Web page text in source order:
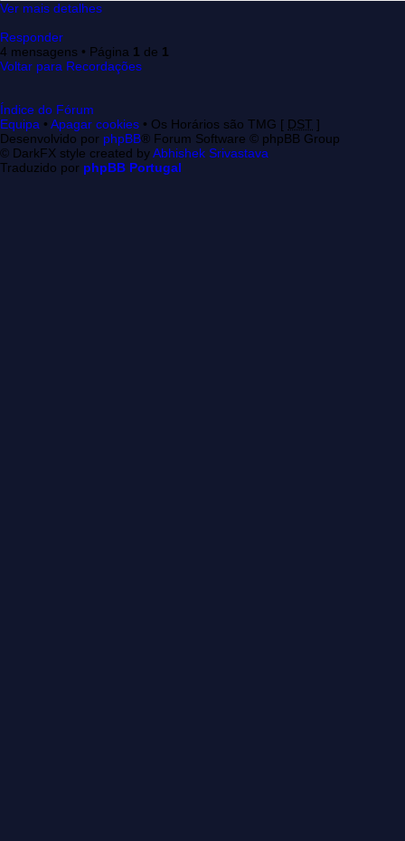
Ver mais detalhes
Responder
4 mensagens • Página 1 de 1
Voltar para Recordações
Índice do Fórum
Equipa • Apagar cookies • Os Horários são TMG [ DST ]
Desenvolvido por phpBB® Forum Software © phpBB Group
© DarkFX style created byAbhishek Srivastava
Traduzido por phpBB Portugal